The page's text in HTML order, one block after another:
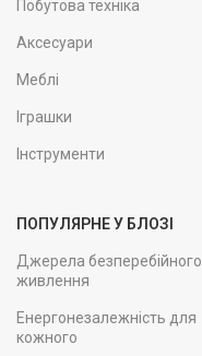
Побутова техніка
Аксесуари
Меблі
Іграшки
Інструменти
ПОПУЛЯРНЕ У БЛОЗІ
Джерела безперебійного
живлення
Енергонезалежність для
кожного